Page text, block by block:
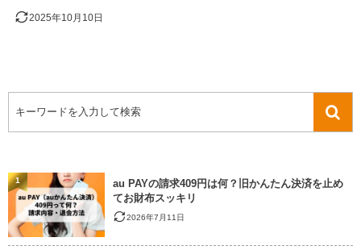
2025年10月10日
au PAYの請求409円は何？旧かんたん決済を止め
てお財布スッキリ
2026年7月11日
1